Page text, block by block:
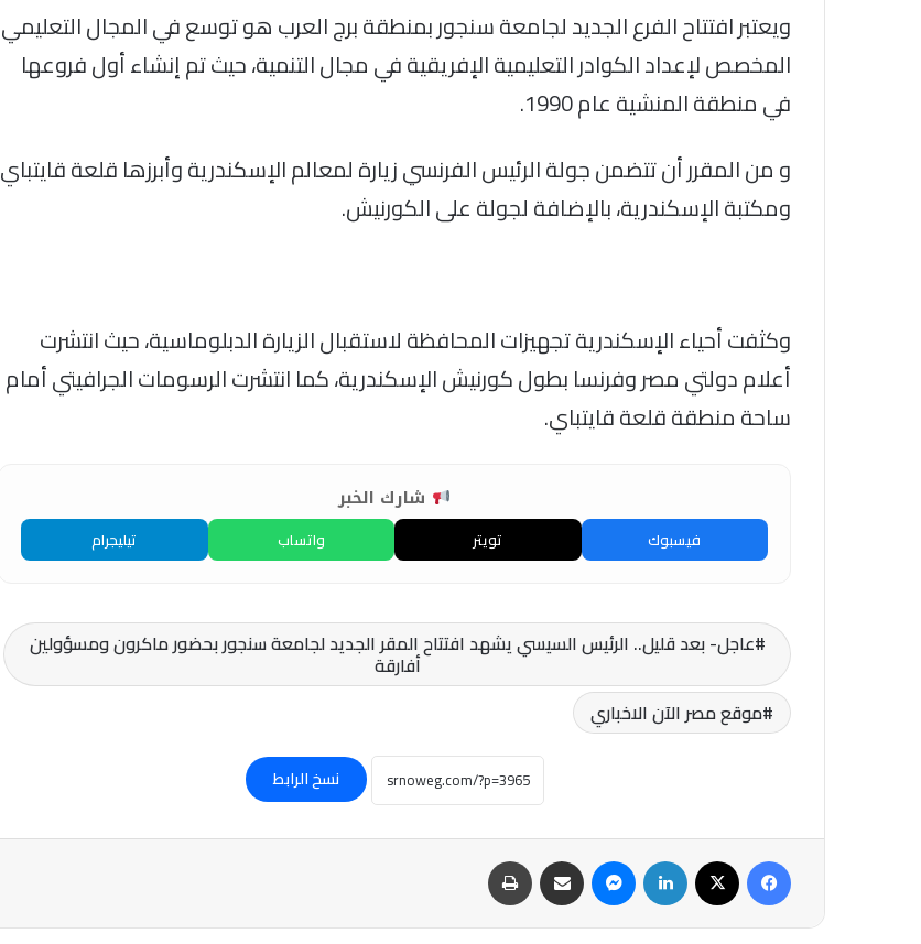
ويعتبر افتتاح الفرع الجديد لجامعة سنجور بمنطقة برج العرب هو توسع في المجال التعليمي
المخصص لإعداد الكوادر التعليمية الإفريقية في مجال التنمية، حيث تم إنشاء أول فروعها
في منطقة المنشية عام 1990.
و من المقرر أن تتضمن جولة الرئيس الفرنسي زيارة لمعالم الإسكندرية وأبرزها قلعة قايتباي
ومكتبة الإسكندرية، بالإضافة لجولة على الكورنيش.
وكثفت أحياء الإسكندرية تجهيزات المحافظة لاستقبال الزيارة الدبلوماسية، حيث انتشرت
أعلام دولتي مصر وفرنسا بطول كورنيش الإسكندرية، كما انتشرت الرسومات الجرافيتي أمام
ساحة منطقة قلعة قايتباي.
شارك الخبر
فيسبوك تويتر واتساب تيليجرام
عاجل- بعد قليل.. الرئيس السيسي يشهد افتتاح المقر الجديد لجامعة سنجور بحضور ماكرون ومسؤولين
أفارقة
موقع مصر الآن الاخباري
نسخ الرابط
فيسبوك لينكدإن ماسنجر مشاركة عبر البريد